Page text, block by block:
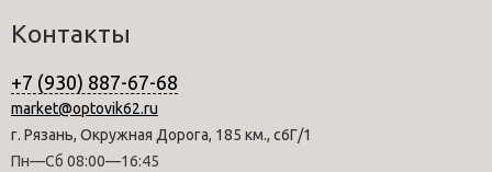
Контакты
+7 (930) 887-67-68
market@optovik62.ru
г. Рязань, Окружная Дорога, 185 км., с6Г/1
Пн—Сб 08:00—16:45